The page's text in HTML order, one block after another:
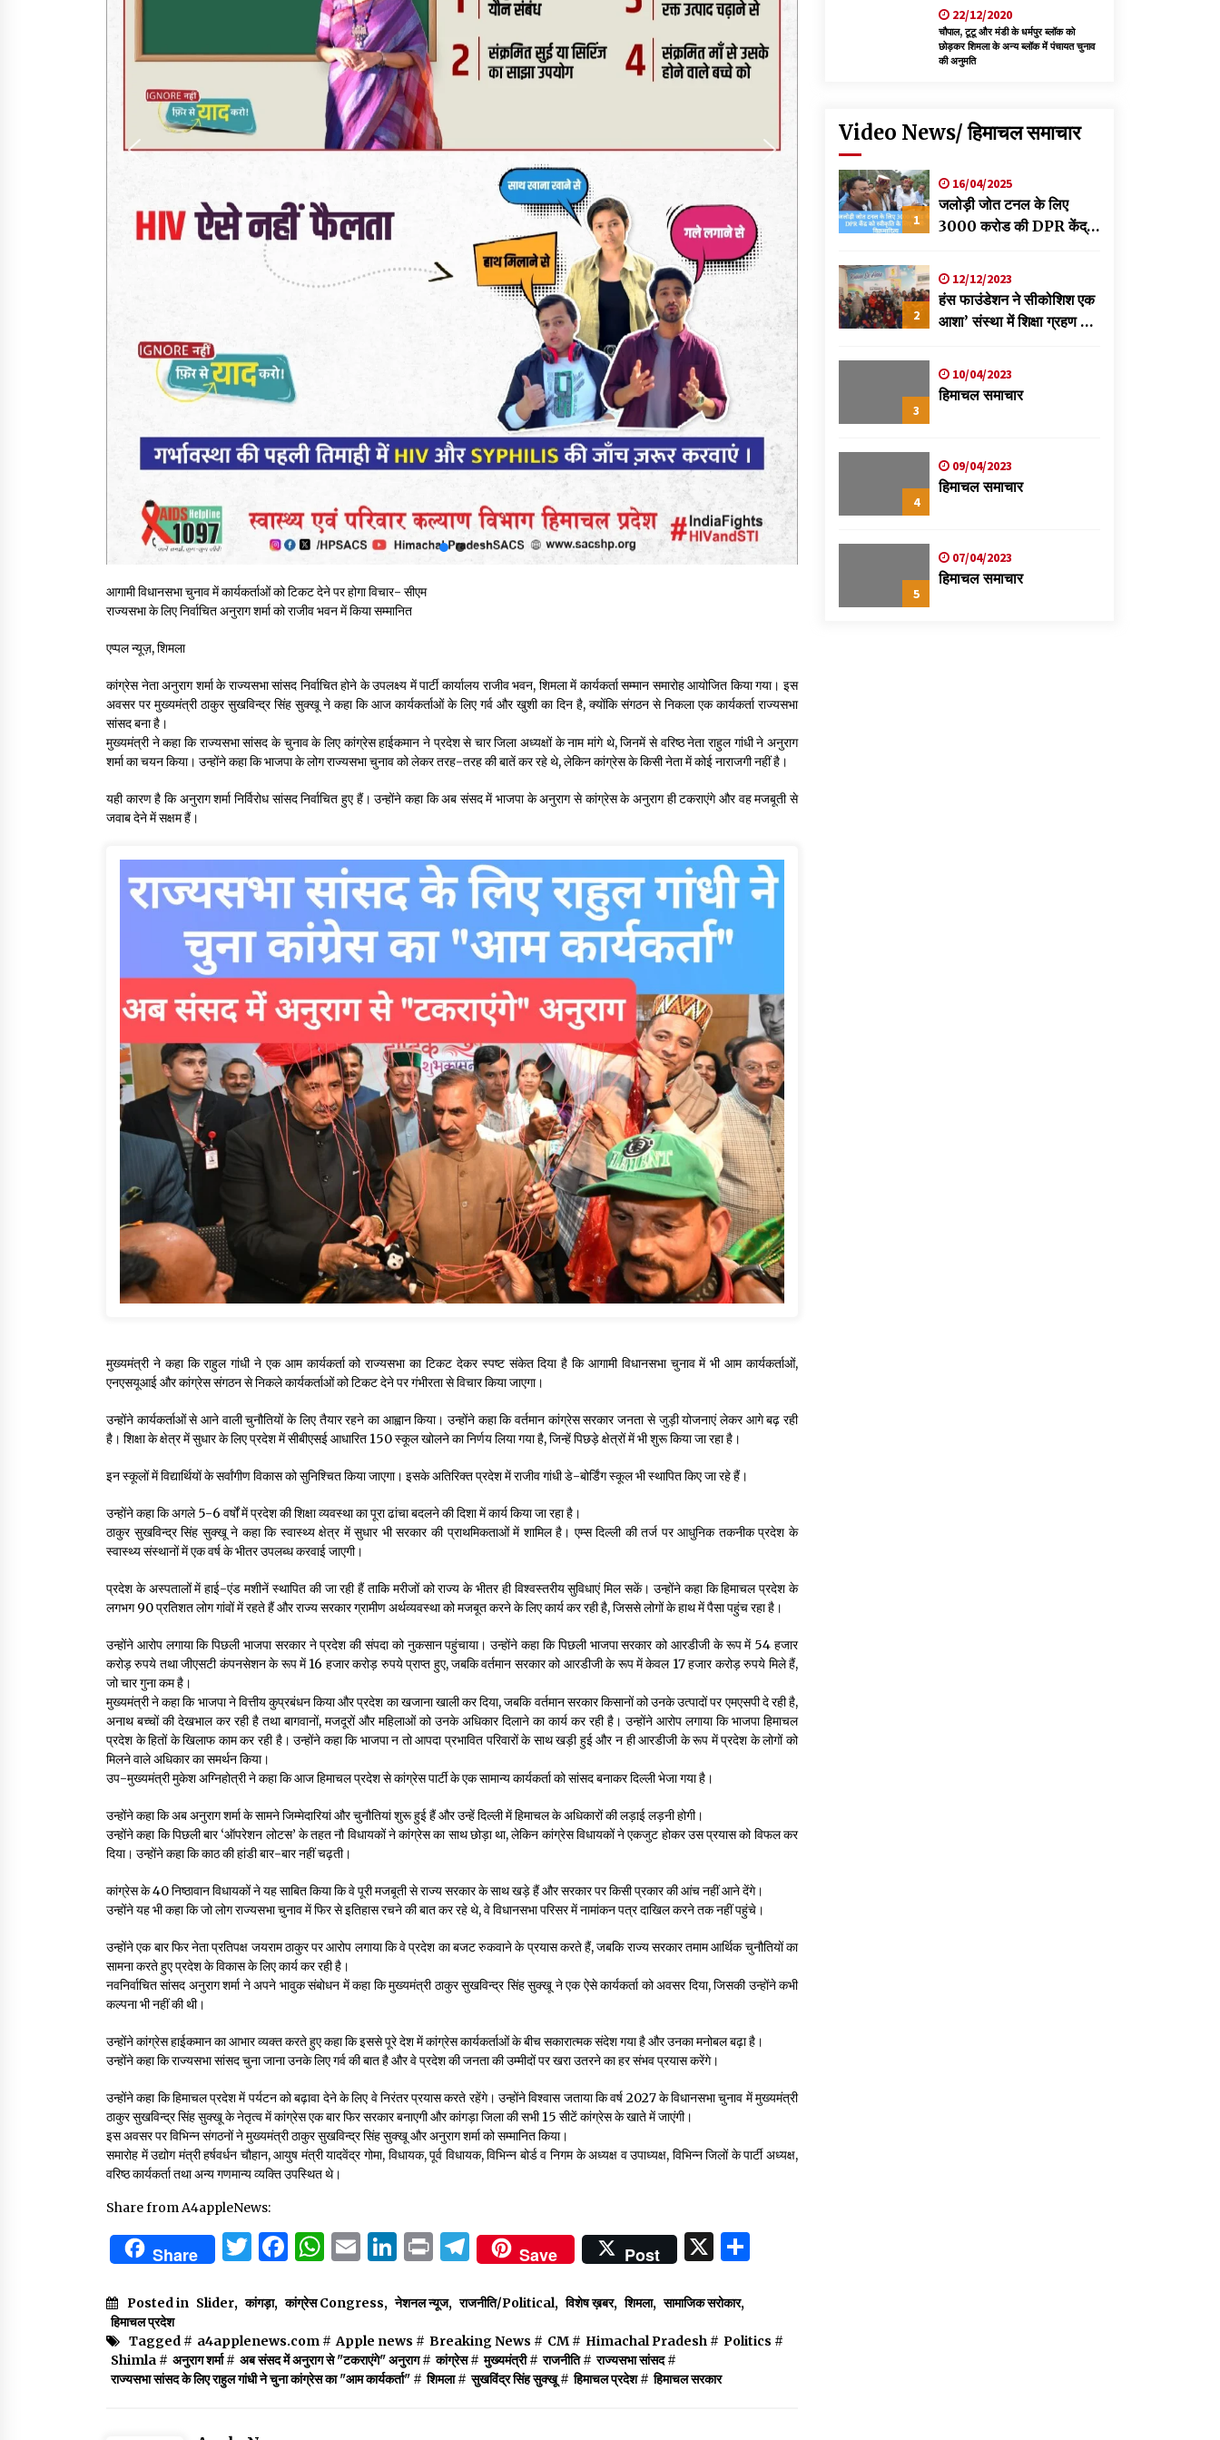
आगामी विधानसभा चुनाव में कार्यकर्ताओं को टिकट देने पर होगा विचार- सीएम
राज्यसभा के लिए निर्वाचित अनुराग शर्मा को राजीव भवन में किया सम्मानित
एप्पल न्यूज़, शिमला
कांग्रेस नेता अनुराग शर्मा के राज्यसभा सांसद निर्वाचित होने के उपलक्ष्य में पार्टी कार्यालय राजीव भवन, शिमला में कार्यकर्ता सम्मान समारोह आयोजित किया गया। इस
अवसर पर मुख्यमंत्री ठाकुर सुखविन्द्र सिंह सुक्खू ने कहा कि आज कार्यकर्ताओं के लिए गर्व और खुशी का दिन है, क्योंकि संगठन से निकला एक कार्यकर्ता राज्यसभा
सांसद बना है।
मुख्यमंत्री ने कहा कि राज्यसभा सांसद के चुनाव के लिए कांग्रेस हाईकमान ने प्रदेश से चार जिला अध्यक्षों के नाम मांगे थे, जिनमें से वरिष्ठ नेता राहुल गांधी ने अनुराग
शर्मा का चयन किया। उन्होंने कहा कि भाजपा के लोग राज्यसभा चुनाव को लेकर तरह-तरह की बातें कर रहे थे, लेकिन कांग्रेस के किसी नेता में कोई नाराजगी नहीं है।
यही कारण है कि अनुराग शर्मा निर्विरोध सांसद निर्वाचित हुए हैं। उन्होंने कहा कि अब संसद में भाजपा के अनुराग से कांग्रेस के अनुराग ही टकराएंगे और वह मजबूती से
जवाब देने में सक्षम हैं।
मुख्यमंत्री ने कहा कि राहुल गांधी ने एक आम कार्यकर्ता को राज्यसभा का टिकट देकर स्पष्ट संकेत दिया है कि आगामी विधानसभा चुनाव में भी आम कार्यकर्ताओं,
एनएसयूआई और कांग्रेस संगठन से निकले कार्यकर्ताओं को टिकट देने पर गंभीरता से विचार किया जाएगा।
उन्होंने कार्यकर्ताओं से आने वाली चुनौतियों के लिए तैयार रहने का आह्वान किया। उन्होंने कहा कि वर्तमान कांग्रेस सरकार जनता से जुड़ी योजनाएं लेकर आगे बढ़ रही
है। शिक्षा के क्षेत्र में सुधार के लिए प्रदेश में सीबीएसई आधारित 150 स्कूल खोलने का निर्णय लिया गया है, जिन्हें पिछड़े क्षेत्रों में भी शुरू किया जा रहा है।
इन स्कूलों में विद्यार्थियों के सर्वांगीण विकास को सुनिश्चित किया जाएगा। इसके अतिरिक्त प्रदेश में राजीव गांधी डे-बोर्डिंग स्कूल भी स्थापित किए जा रहे हैं।
उन्होंने कहा कि अगले 5-6 वर्षों में प्रदेश की शिक्षा व्यवस्था का पूरा ढांचा बदलने की दिशा में कार्य किया जा रहा है।
ठाकुर सुखविन्द्र सिंह सुक्खू ने कहा कि स्वास्थ्य क्षेत्र में सुधार भी सरकार की प्राथमिकताओं में शामिल है। एम्स दिल्ली की तर्ज पर आधुनिक तकनीक प्रदेश के
स्वास्थ्य संस्थानों में एक वर्ष के भीतर उपलब्ध करवाई जाएगी।
प्रदेश के अस्पतालों में हाई-एंड मशीनें स्थापित की जा रही हैं ताकि मरीजों को राज्य के भीतर ही विश्वस्तरीय सुविधाएं मिल सकें। उन्होंने कहा कि हिमाचल प्रदेश के
लगभग 90 प्रतिशत लोग गांवों में रहते हैं और राज्य सरकार ग्रामीण अर्थव्यवस्था को मजबूत करने के लिए कार्य कर रही है, जिससे लोगों के हाथ में पैसा पहुंच रहा है।
उन्होंने आरोप लगाया कि पिछली भाजपा सरकार ने प्रदेश की संपदा को नुकसान पहुंचाया। उन्होंने कहा कि पिछली भाजपा सरकार को आरडीजी के रूप में 54 हजार
करोड़ रुपये तथा जीएसटी कंपनसेशन के रूप में 16 हजार करोड़ रुपये प्राप्त हुए, जबकि वर्तमान सरकार को आरडीजी के रूप में केवल 17 हजार करोड़ रुपये मिले हैं,
जो चार गुना कम है।
मुख्यमंत्री ने कहा कि भाजपा ने वित्तीय कुप्रबंधन किया और प्रदेश का खजाना खाली कर दिया, जबकि वर्तमान सरकार किसानों को उनके उत्पादों पर एमएसपी दे रही है,
अनाथ बच्चों की देखभाल कर रही है तथा बागवानों, मजदूरों और महिलाओं को उनके अधिकार दिलाने का कार्य कर रही है। उन्होंने आरोप लगाया कि भाजपा हिमाचल
प्रदेश के हितों के खिलाफ काम कर रही है। उन्होंने कहा कि भाजपा न तो आपदा प्रभावित परिवारों के साथ खड़ी हुई और न ही आरडीजी के रूप में प्रदेश के लोगों को
मिलने वाले अधिकार का समर्थन किया।
उप-मुख्यमंत्री मुकेश अग्निहोत्री ने कहा कि आज हिमाचल प्रदेश से कांग्रेस पार्टी के एक सामान्य कार्यकर्ता को सांसद बनाकर दिल्ली भेजा गया है।
उन्होंने कहा कि अब अनुराग शर्मा के सामने जिम्मेदारियां और चुनौतियां शुरू हुई हैं और उन्हें दिल्ली में हिमाचल के अधिकारों की लड़ाई लड़नी होगी।
उन्होंने कहा कि पिछली बार ‘ऑपरेशन लोटस’ के तहत नौ विधायकों ने कांग्रेस का साथ छोड़ा था, लेकिन कांग्रेस विधायकों ने एकजुट होकर उस प्रयास को विफल कर
दिया। उन्होंने कहा कि काठ की हांडी बार-बार नहीं चढ़ती।
कांग्रेस के 40 निष्ठावान विधायकों ने यह साबित किया कि वे पूरी मजबूती से राज्य सरकार के साथ खड़े हैं और सरकार पर किसी प्रकार की आंच नहीं आने देंगे।
उन्होंने यह भी कहा कि जो लोग राज्यसभा चुनाव में फिर से इतिहास रचने की बात कर रहे थे, वे विधानसभा परिसर में नामांकन पत्र दाखिल करने तक नहीं पहुंचे।
उन्होंने एक बार फिर नेता प्रतिपक्ष जयराम ठाकुर पर आरोप लगाया कि वे प्रदेश का बजट रुकवाने के प्रयास करते हैं, जबकि राज्य सरकार तमाम आर्थिक चुनौतियों का
सामना करते हुए प्रदेश के विकास के लिए कार्य कर रही है।
नवनिर्वाचित सांसद अनुराग शर्मा ने अपने भावुक संबोधन में कहा कि मुख्यमंत्री ठाकुर सुखविन्द्र सिंह सुक्खू ने एक ऐसे कार्यकर्ता को अवसर दिया, जिसकी उन्होंने कभी
कल्पना भी नहीं की थी।
उन्होंने कांग्रेस हाईकमान का आभार व्यक्त करते हुए कहा कि इससे पूरे देश में कांग्रेस कार्यकर्ताओं के बीच सकारात्मक संदेश गया है और उनका मनोबल बढ़ा है।
उन्होंने कहा कि राज्यसभा सांसद चुना जाना उनके लिए गर्व की बात है और वे प्रदेश की जनता की उम्मीदों पर खरा उतरने का हर संभव प्रयास करेंगे।
उन्होंने कहा कि हिमाचल प्रदेश में पर्यटन को बढ़ावा देने के लिए वे निरंतर प्रयास करते रहेंगे। उन्होंने विश्वास जताया कि वर्ष 2027 के विधानसभा चुनाव में मुख्यमंत्री
ठाकुर सुखविन्द्र सिंह सुक्खू के नेतृत्व में कांग्रेस एक बार फिर सरकार बनाएगी और कांगड़ा जिला की सभी 15 सीटें कांग्रेस के खाते में जाएंगी।
इस अवसर पर विभिन्न संगठनों ने मुख्यमंत्री ठाकुर सुखविन्द्र सिंह सुक्खू और अनुराग शर्मा को सम्मानित किया।
समारोह में उद्योग मंत्री हर्षवर्धन चौहान, आयुष मंत्री यादवेंद्र गोमा, विधायक, पूर्व विधायक, विभिन्न बोर्ड व निगम के अध्यक्ष व उपाध्यक्ष, विभिन्न जिलों के पार्टी अध्यक्ष,
वरिष्ठ कार्यकर्ता तथा अन्य गणमान्य व्यक्ति उपस्थित थे।
Share from A4appleNews:
Share Twitter
Facebook
WhatsApp
EmailLinkedIn
PrintTelegram
Save Post X
Posted in Slider, कांगड़ा, कांग्रेस Congress, नेशनल न्यूज, राजनीति/Political, विशेष ख़बर, शिमला, सामाजिक सरोकार,
हिमाचल प्रदेश
Tagged # a4applenews.com # Apple news # Breaking News # CM# Himachal Pradesh # Politics #
Shimla # अनुराग शर्मा# अब संसद में अनुराग से "टकराएंगे" अनुराग# कांग्रेस# मुख्यमंत्री# राजनीति# राज्यसभा सांसद#
राज्यसभा सांसद के लिए राहुल गांधी ने चुना कांग्रेस का "आम कार्यकर्ता" # शिमला# सुखविंद्र सिंह सुक्खू# हिमाचल प्रदेश# हिमाचल सरकार
22/12/2020
चौपाल, टूटू और मंडी के धर्मपुर ब्लॉक को
छोड़कर शिमला के अन्य ब्लॉक में पंचायत चुनाव
की अनुमति
Video News/ हिमाचल समाचार
1
16/04/2025
जलोड़ी जोत टनल के लिए
3000 करोड की DPR केंद्र
विक्रमादित्य
2
12/12/2023
हंस फाउंडेशन ने सीकोशिश एक
आशा’ संस्था में शिक्षा ग्रहण कर
स्वास्थ्य शिविर
3
10/04/2023
हिमाचल समाचार
4
09/04/2023
हिमाचल समाचार
5
07/04/2023
हिमाचल समाचार